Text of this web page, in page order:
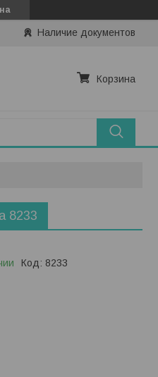
Наличие документов
Корзина
8233
Код: 8233